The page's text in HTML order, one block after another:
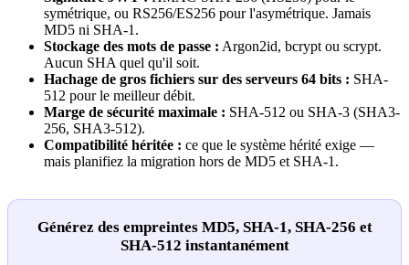
symétrique, ou RS256/ES256 pour l'asymétrique. Jamais
MD5 ni SHA-1.
Stockage des mots de passe : Argon2id, bcrypt ou scrypt.
Aucun SHA quel qu'il soit.
Hachage de gros fichiers sur des serveurs 64 bits : SHA-
512 pour le meilleur débit.
Marge de sécurité maximale : SHA-512 ou SHA-3 (SHA3-
256, SHA3-512).
Compatibilité héritée : ce que le système hérité exige —
mais planifiez la migration hors de MD5 et SHA-1.
Générez des empreintes MD5, SHA-1, SHA-256 et
SHA-512 instantanément